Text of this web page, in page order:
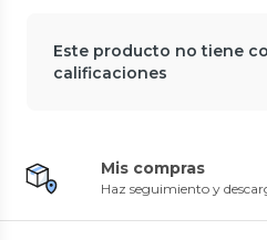
Este producto no tiene
calificaciones
Mis compras
Haz seguimiento y